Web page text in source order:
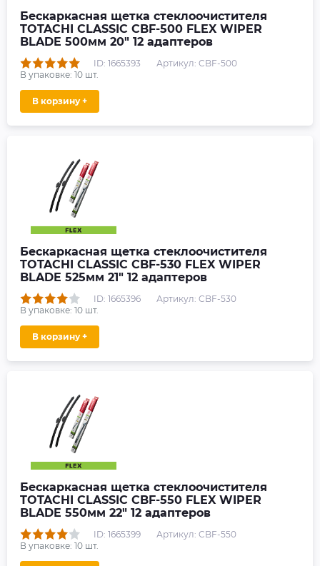
Бескаркасная щетка стеклоочистителя
TOTACHI CLASSIC CBF-500 FLEX WIPER
BLADE 500мм 20" 12 адаптеров
ID: 1665393
Артикул: CBF-500
В упаковке: 10 шт.
В корзину +
Бескаркасная щетка стеклоочистителя
TOTACHI CLASSIC CBF-530 FLEX WIPER
BLADE 525мм 21" 12 адаптеров
ID: 1665396
Артикул: CBF-530
В упаковке: 10 шт.
В корзину +
Бескаркасная щетка стеклоочистителя
TOTACHI CLASSIC CBF-550 FLEX WIPER
BLADE 550мм 22" 12 адаптеров
ID: 1665399
Артикул: CBF-550
В упаковке: 10 шт.